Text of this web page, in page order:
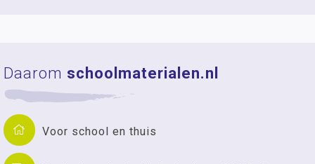
Daarom schoolmaterialen.nl
Voor school en thuis